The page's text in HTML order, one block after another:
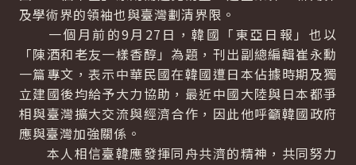
及學術界的領袖也與臺灣劃清界限。
一個月前的9月27日，韓國「東亞日報」也以
「陳酒和老友一樣香醇」為題，刊出副總編輯崔永勳
一篇專文，表示中華民國在韓國遭日本佔據時期及獨
立建國後均給予大力協助，最近中國大陸與日本都爭
相與臺灣擴大交流與經濟合作，因此他呼籲韓國政府
應與臺灣加強關係。
本人相信臺韓應發揮同舟共濟的精神，共同努力